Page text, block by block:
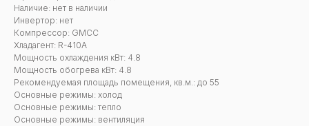
Наличие: нет в наличии
Инвертор: нет
Компрессор: GMCC
Хладагент: R-410A
Мощность охлаждения кВт: 4.8
Мощность обогрева кВт: 4.8
Рекомендуемая площадь помещения, кв.м.: до 55
Основные режимы: холод
Основные режимы: тепло
Основные режимы: вентиляция